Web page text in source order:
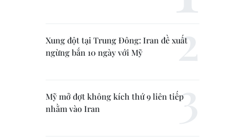
Xung đột tại Trung Đông: Iran đề xuất
ngừng bắn 10 ngày với Mỹ
Mỹ mở đợt không kích thứ 9 liên tiếp
nhằm vào Iran